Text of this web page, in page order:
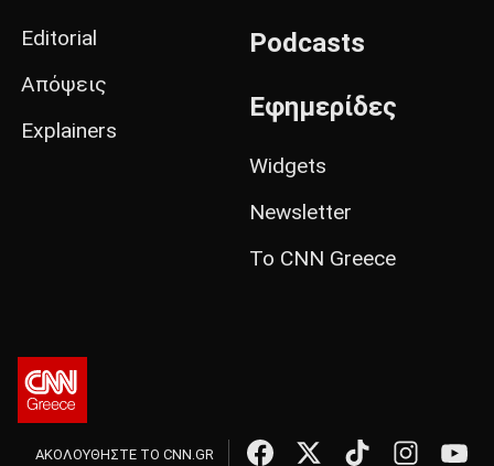
Editorial
Απόψεις
Explainers
Podcasts
Εφημερίδες
Widgets
Newsletter
Το CNN Greece
ΑΚΟΛΟΥΘΗΣΤΕ ΤΟ CNN.GR